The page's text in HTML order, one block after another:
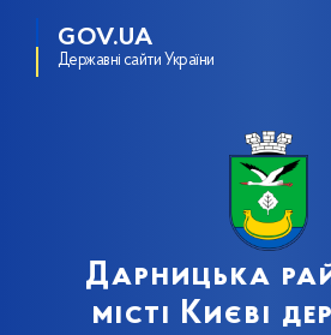
GOV.UA
Державні сайти України
Дарницька
місті Києві